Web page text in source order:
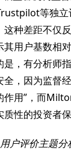
等独立
这种差距不仅
其用户基数相
，有分析师
全，因为监督
作用”，而
性的投资者保
户评价主题分